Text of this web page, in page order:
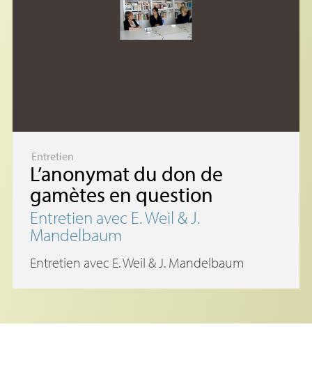
Entretien
L’anonymat du don de
gamètes en question
Entretien avec E. Weil & J.
Mandelbaum
Entretien avec E. Weil & J. Mandelbaum